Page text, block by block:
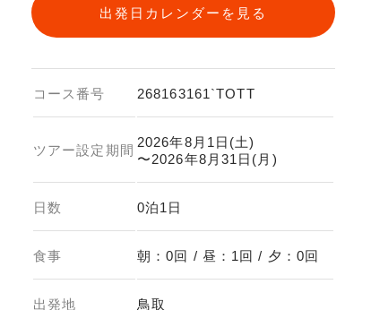
出発日カレンダーを見る
コース番号 268163161`TOTT
ツアー設定期間
2026年8月1日(土)
〜2026年8月31日(月)
日数 0泊1日
食事 朝：0回 / 昼：1回 / 夕：0回
出発地 鳥取